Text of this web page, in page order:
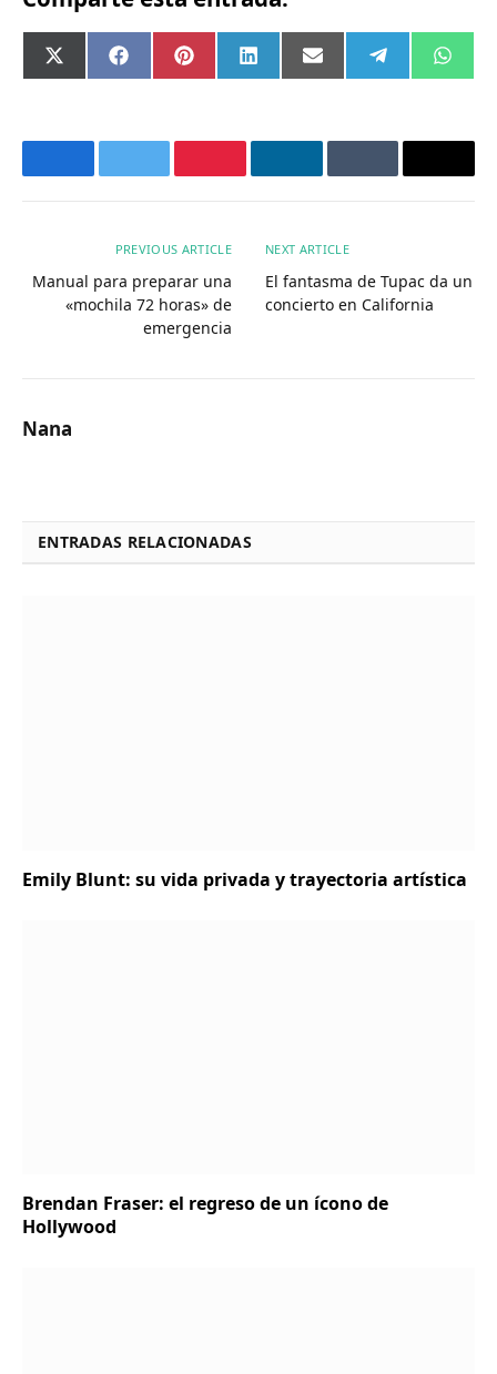
Compartir
en
X
(Twitter)
Compartir
en
FacebookCompartir
en
PinterestCompartir
en
LinkedInCompartir
en
Email Compartir
en
Telegram
en
FacebookTwitter PinterestLinkedInTumblr Email
PREVIOUS ARTICLE
Manual para preparar una
«mochila 72 horas» de
emergencia
NEXT ARTICLE
El fantasma de Tupac da un
concierto en California
Nana
ENTRADAS RELACIONADAS
Emily Blunt: su vida privada y trayectoria artística
Brendan Fraser: el regreso de un ícono de
Hollywood